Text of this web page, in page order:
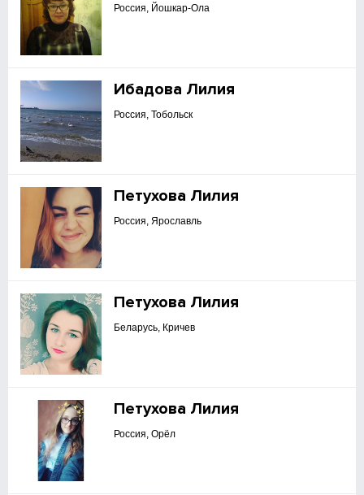
Россия, Йошкар-Ола
Ибадова Лилия
Россия, Тобольск
Петухова Лилия
Россия, Ярославль
Петухова Лилия
Беларусь, Кричев
Петухова Лилия
Россия, Орёл